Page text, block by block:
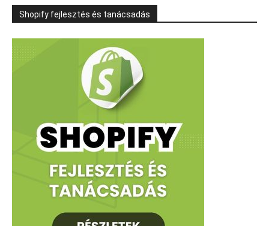
Shopify fejlesztés és tanácsadás